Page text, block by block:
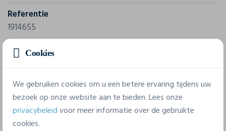
Referentie
1914655
Samenstelling
100% polyester-recycled.
7 beschikbare maten
Cookies
We gebruiken cookies om u een betere ervaring tijdens uw
bezoek op onze website aan te bieden. Lees onze
privacybeleidvoor meer informatie over de gebruikte
cookies.